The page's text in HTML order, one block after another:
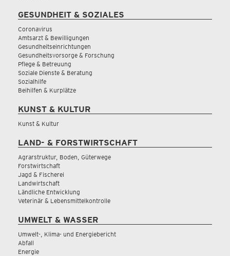
GESUNDHEIT & SOZIALES
Coronavirus
Amtsarzt & Bewilligungen
Gesundheitseinrichtungen
Gesundheitsvorsorge & Forschung
Pflege & Betreuung
Soziale Dienste & Beratung
Sozialhilfe
Beihilfen & Kurplätze
KUNST & KULTUR
Kunst & Kultur
LAND- & FORSTWIRTSCHAFT
Agrarstruktur, Boden, Güterwege
Forstwirtschaft
Jagd & Fischerei
Landwirtschaft
Ländliche Entwicklung
Veterinär & Lebensmittelkontrolle
UMWELT & WASSER
Umwelt-, Klima- und Energiebericht
Abfall
Energie